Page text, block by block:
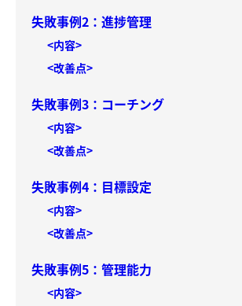
失敗事例2：進捗管理
<内容>
<改善点>
失敗事例3：コーチング
<内容>
<改善点>
失敗事例4：目標設定
<内容>
<改善点>
失敗事例5：管理能力
<内容>